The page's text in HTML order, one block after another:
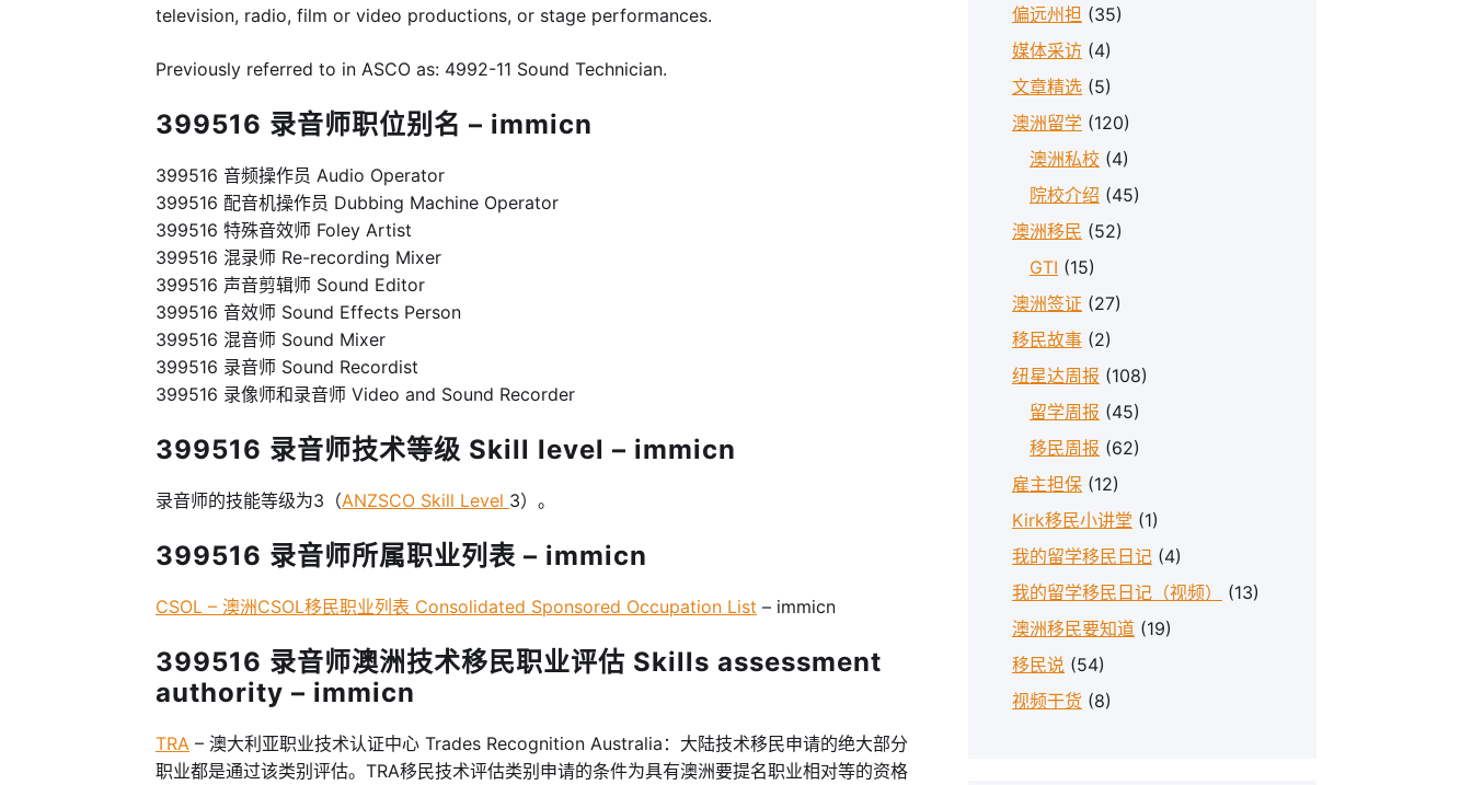
television, radio, film or video productions, or stage performances.
Previously referred to in ASCO as: 4992-11 Sound Technician.
399516 录音师职位别名 – immicn
399516 音频操作员 Audio Operator
399516 配音机操作员 Dubbing Machine Operator
399516 特殊音效师 Foley Artist
399516 混录师 Re-recording Mixer
399516 声音剪辑师 Sound Editor
399516 音效师 Sound Effects Person
399516 混音师 Sound Mixer
399516 录音师 Sound Recordist
399516 录像师和录音师 Video and Sound Recorder
399516 录音师技术等级 Skill level – immicn
录音师的技能等级为3（ANZSCO Skill Level 3）。
399516 录音师所属职业列表 – immicn
CSOL – 澳洲CSOL移民职业列表 Consolidated Sponsored Occupation List – immicn
399516 录音师澳洲技术移民职业评估 Skills assessment
authority – immicn
TRA – 澳大利亚职业技术认证中心 Trades Recognition Australia：大陆技术移民申请的绝大部分
职业都是通过该类别评估。TRA移民技术评估类别申请的条件为具有澳洲要提名职业相对等的资格
偏远州担 (35)
媒体采访 (4)
文章精选 (5)
澳洲留学 (120)
澳洲私校 (4)
院校介绍 (45)
澳洲移民 (52)
GTI (15)
澳洲签证 (27)
移民故事 (2)
纽星达周报 (108)
留学周报 (45)
移民周报 (62)
雇主担保 (12)
Kirk移民小讲堂 (1)
我的留学移民日记 (4)
我的留学移民日记（视频）
(13)
澳洲移民要知道 (19)
移民说 (54)
视频干货 (8)